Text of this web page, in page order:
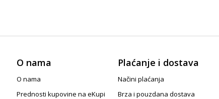
O nama
O nama
Prednosti kupovine na eKupi
Plaćanje i dostava
Načini plaćanja
Brza i pouzdana dostava